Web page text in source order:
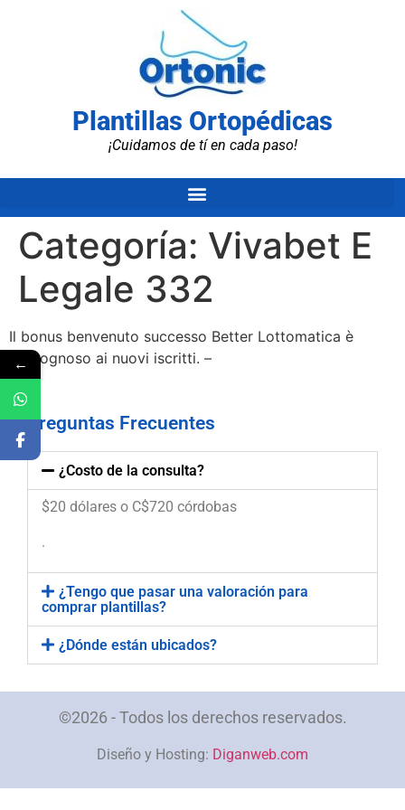
Plantillas Ortopédicas
¡Cuidamos de tí en cada paso!
Categoría: Vivabet E
Legale 332
Il bonus benvenuto successo Better Lottomatica è
vergognoso ai nuovi iscritti. –
Preguntas Frecuentes
¿Costo de la consulta?
$20 dólares o C$720 córdobas
.
¿Tengo que pasar una valoración para
comprar plantillas?
¿Dónde están ubicados?
©2026 - Todos los derechos reservados.
Diseño y Hosting: Diganweb.com
←